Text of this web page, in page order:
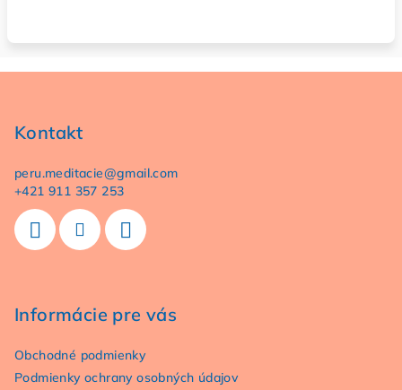
Kontakt
peru.meditacie@gmail.com
+421 911 357 253
Informácie pre vás
Obchodné podmienky
Podmienky ochrany osobných údajov